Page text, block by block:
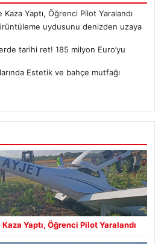
Yaptı, Öğrenci Pilot Yaralandı
uydusunu denizden uzaya
tarihi ret! 185 milyon Euro’yu
Estetik ve bahçe mutfağı
Yaptı, Öğrenci Pilot Yaralandı